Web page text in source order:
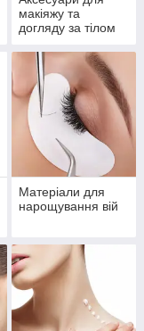
макіяжу та
догляду за тілом
Матеріали для
нарощування вій